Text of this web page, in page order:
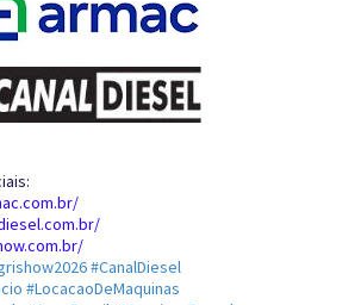
#CanalDiesel
#LocacaoDeMaquinas